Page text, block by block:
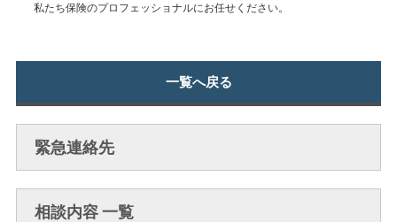
私たち保険のプロフェッショナルにお任せください。
一覧へ戻る
緊急連絡先
相談内容 一覧